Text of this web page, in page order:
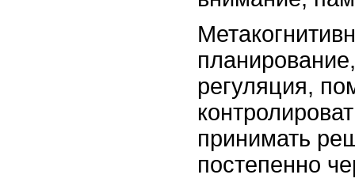
регуляция,
принимать
постепенно